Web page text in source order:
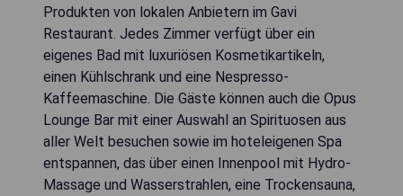
Produkten von lokalen Anbietern im Gavi
Restaurant. Jedes Zimmer verfügt über ein
eigenes Bad mit luxuriösen Kosmetikartikeln,
einen Kühlschrank und eine Nespresso-
Kaffeemaschine. Die Gäste können auch die Opus
Lounge Bar mit einer Auswahl an Spirituosen aus
aller Welt besuchen sowie im hoteleigenen Spa
entspannen, das über einen Innenpool mit Hydro-
Massage und Wasserstrahlen, eine Trockensauna,